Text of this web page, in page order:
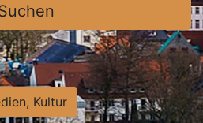
Kultur